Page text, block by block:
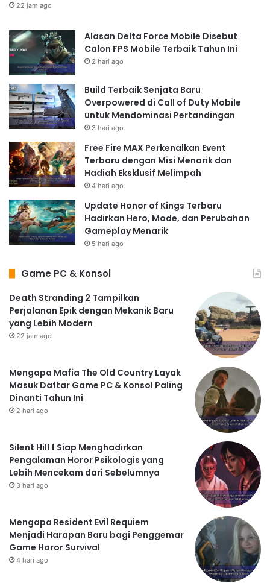
22 jam ago
Alasan Delta Force Mobile Disebut
Calon FPS Mobile Terbaik Tahun Ini
2 hari ago
Build Terbaik Senjata Baru
Overpowered di Call of Duty Mobile
untuk Mendominasi Pertandingan
3 hari ago
Free Fire MAX Perkenalkan Event
Terbaru dengan Misi Menarik dan
Hadiah Eksklusif Melimpah
4 hari ago
Update Honor of Kings Terbaru
Hadirkan Hero, Mode, dan Perubahan
Gameplay Menarik
5 hari ago
Game PC & Konsol
Death Stranding 2 Tampilkan
Perjalanan Epik dengan Mekanik Baru
yang Lebih Modern
22 jam ago
Mengapa Mafia The Old Country Layak
Masuk Daftar Game PC & Konsol Paling
Dinanti Tahun Ini
2 hari ago
Silent Hill f Siap Menghadirkan
Pengalaman Horor Psikologis yang
Lebih Mencekam dari Sebelumnya
3 hari ago
Mengapa Resident Evil Requiem
Menjadi Harapan Baru bagi Penggemar
Game Horor Survival
4 hari ago